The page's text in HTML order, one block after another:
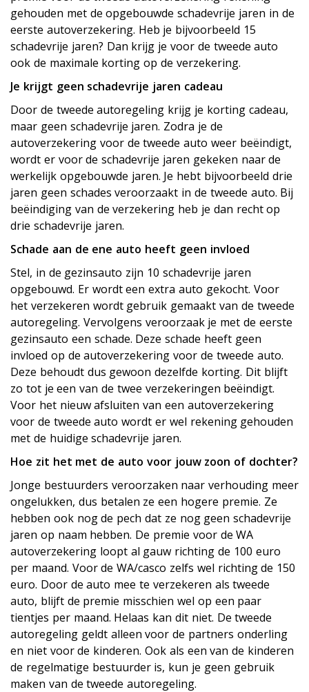
gehouden met de opgebouwde schadevrije jaren in de
eerste autoverzekering. Heb je bijvoorbeeld 15
schadevrije jaren? Dan krijg je voor de tweede auto
ook de maximale korting op de verzekering.
Je krijgt geen schadevrije jaren cadeau
Door de tweede autoregeling krijg je korting cadeau,
maar geen schadevrije jaren. Zodra je de
autoverzekering voor de tweede auto weer beëindigt,
wordt er voor de schadevrije jaren gekeken naar de
werkelijk opgebouwde jaren. Je hebt bijvoorbeeld drie
jaren geen schades veroorzaakt in de tweede auto. Bij
beëindiging van de verzekering heb je dan recht op
drie schadevrije jaren.
Schade aan de ene auto heeft geen invloed
Stel, in de gezinsauto zijn 10 schadevrije jaren
opgebouwd. Er wordt een extra auto gekocht. Voor
het verzekeren wordt gebruik gemaakt van de tweede
autoregeling. Vervolgens veroorzaak je met de eerste
gezinsauto een schade. Deze schade heeft geen
invloed op de autoverzekering voor de tweede auto.
Deze behoudt dus gewoon dezelfde korting. Dit blijft
zo tot je een van de twee verzekeringen beëindigt.
Voor het nieuw afsluiten van een autoverzekering
voor de tweede auto wordt er wel rekening gehouden
met de huidige schadevrije jaren.
Hoe zit het met de auto voor jouw zoon of dochter?
Jonge bestuurders veroorzaken naar verhouding meer
ongelukken, dus betalen ze een hogere premie. Ze
hebben ook nog de pech dat ze nog geen schadevrije
jaren op naam hebben. De premie voor de WA
autoverzekering loopt al gauw richting de 100 euro
per maand. Voor de WA/casco zelfs wel richting de 150
euro. Door de auto mee te verzekeren als tweede
auto, blijft de premie misschien wel op een paar
tientjes per maand. Helaas kan dit niet. De tweede
autoregeling geldt alleen voor de partners onderling
en niet voor de kinderen. Ook als een van de kinderen
de regelmatige bestuurder is, kun je geen gebruik
maken van de tweede autoregeling.